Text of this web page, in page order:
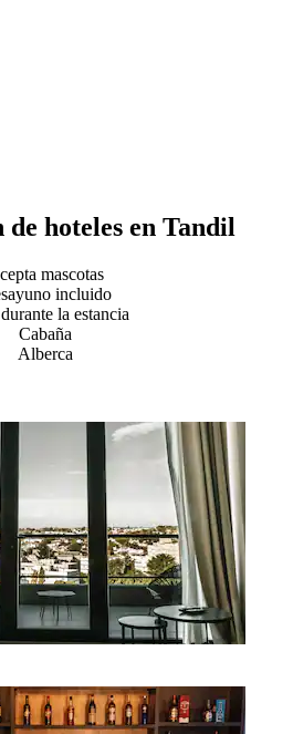
hoteles en Tandil
mascotas
incluido
la estancia
Cabaña
Alberca